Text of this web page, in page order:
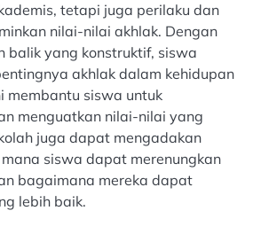
tetapi juga perilaku dan
nilai-nilai akhlak. Dengan
balik yang konstruktif, siswa
akhlak dalam kehidupan
membantu siswa untuk
menguatkan nilai-nilai yang
juga dapat mengadakan
siswa dapat merenungkan
bagaimana mereka dapat
lebih baik.